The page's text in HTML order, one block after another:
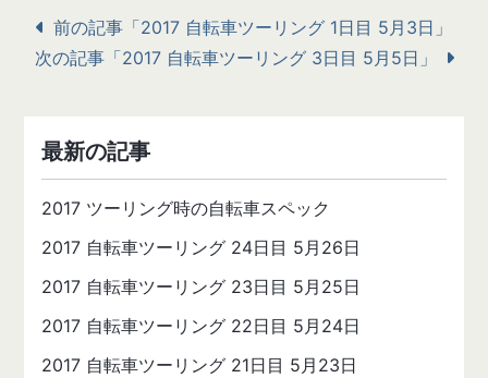
前の記事「2017 自転車ツーリング 1日目 5月3日」
次の記事「2017 自転車ツーリング 3日目 5月5日」
最新の記事
2017 ツーリング時の自転車スペック
2017 自転車ツーリング 24日目 5月26日
2017 自転車ツーリング 23日目 5月25日
2017 自転車ツーリング 22日目 5月24日
2017 自転車ツーリング 21日目 5月23日